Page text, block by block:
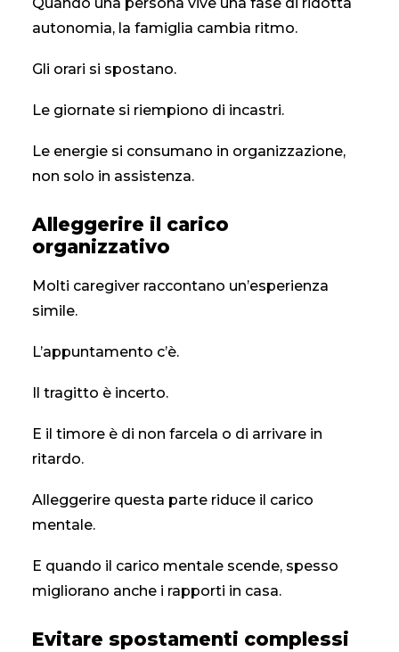
autonomia, la famiglia cambia ritmo.
Gli orari si spostano.
Le giornate si riempiono di incastri.
Le energie si consumano in organizzazione,
non solo in assistenza.
Alleggerire il carico
organizzativo
Molti caregiver raccontano un’esperienza
simile.
L’appuntamento c’è.
Il tragitto è incerto.
E il timore è di non farcela o di arrivare in
ritardo.
Alleggerire questa parte riduce il carico
mentale.
E quando il carico mentale scende, spesso
migliorano anche i rapporti in casa.
Evitare spostamenti complessi